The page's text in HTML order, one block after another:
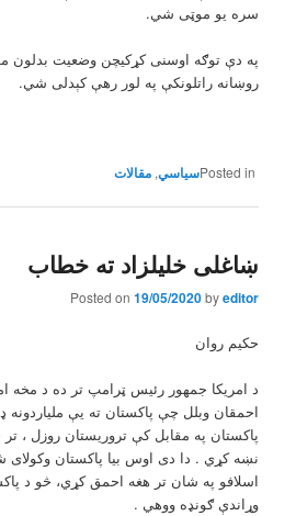
سره یو موټی شي.
په دې توګه اوسنی کړکیچن وضعیت بدلون
روښانه راتلونکې په لور رهې کېدلی شي.
Posted in
,مقالات
ښاغلی خليلزاد ته خطاب
Posted on 19/05/2020byeditor
حکيم روان
د امريکا جمهور رئيس ټرامپ تر ده د مخه
احمقان وبلل چې پاکستان ته يې
پاکستان په مقابل کې تروريستان روزل ،
نښه کړي . دا دی اوس بيا پاکستان
اسلافو په شان تر هغه احمق کړي، څو د
وړاندې ګونډه ووهي .